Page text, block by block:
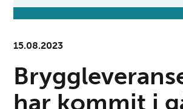
15.08.2023
har kommit i